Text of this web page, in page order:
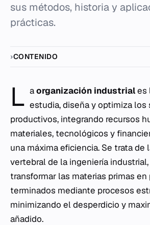
sus métodos, historia y
prácticas.
CONTENIDO
L aorganización industriales
estudia, diseña y optimiza los
productivos, integrando recursos
materiales, tecnológicos y
una máxima eficiencia. Se trata de
vertebral de la ingeniería
transformar las materias primas
terminados mediante procesos
minimizando el desperdicio y
añadido.